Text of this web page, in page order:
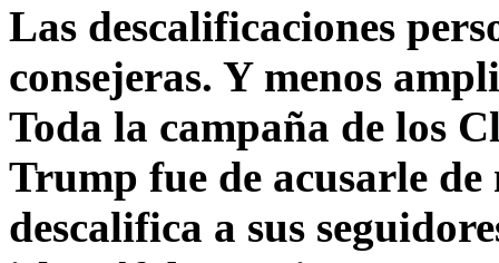
Las descalificaciones
consejeras. Y menos
Toda la campaña de los
Trump fue de acusarle
descalifica a sus